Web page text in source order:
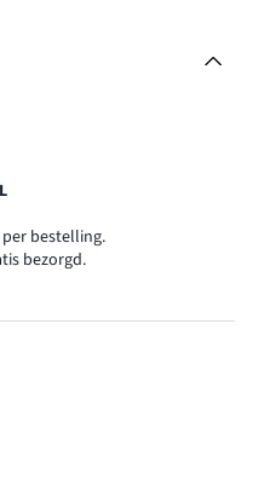
bestelling.
bezorgd.